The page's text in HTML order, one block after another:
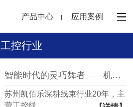
产品中心 应用案例
工控行业
智能时代的灵巧舞者——机械手臂控制线束的魔法之旅
苏州凯佰乐深耕线束行业20年，主
营工控线…